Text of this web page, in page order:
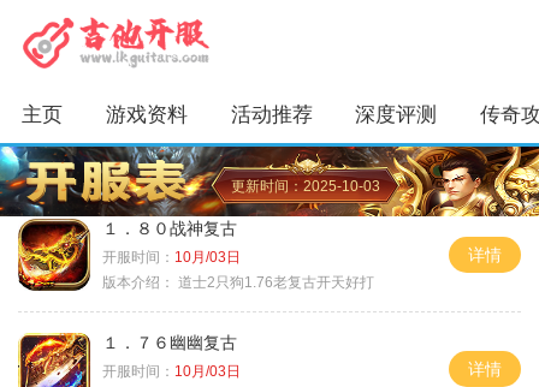
主页 游戏资料 活动推荐 深度评测 传奇
更新时间：2025-10-03
１．８０战神复古
开服时间： 10月/03日
版本介绍： 道士2只狗1.76老复古开天好打
详情
１．７６幽幽复古
开服时间： 10月/03日
详情